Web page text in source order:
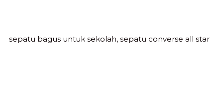
sepatu bagus untuk sekolah, sepatu converse all star